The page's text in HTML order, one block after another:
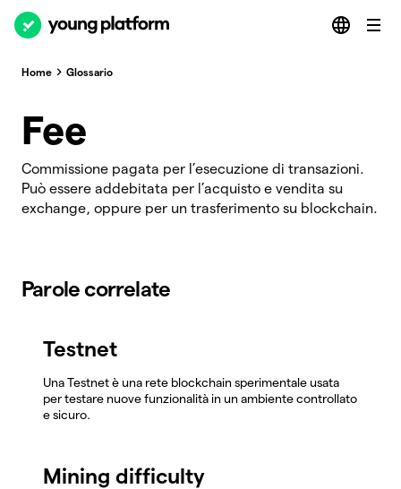
Home Glossario
Fee
Commissione pagata per l’esecuzione di transazioni.
Può essere addebitata per l’acquisto e vendita su
exchange, oppure per un trasferimento su blockchain.
Parole correlate
Testnet
Una Testnet è una rete blockchain sperimentale usata
per testare nuove funzionalità in un ambiente controllato
e sicuro.
Mining difficulty